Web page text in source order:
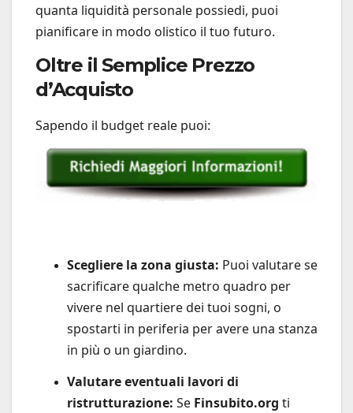
quanta liquidità personale possiedi, puoi
pianificare in modo olistico il tuo futuro.
Oltre il Semplice Prezzo
d’Acquisto
Sapendo il budget reale puoi:
Scegliere la zona giusta: Puoi valutare se
sacrificare qualche metro quadro per
vivere nel quartiere dei tuoi sogni, o
spostarti in periferia per avere una stanza
in più o un giardino.
Valutare eventuali lavori di
ristrutturazione: Se Finsubito.org ti